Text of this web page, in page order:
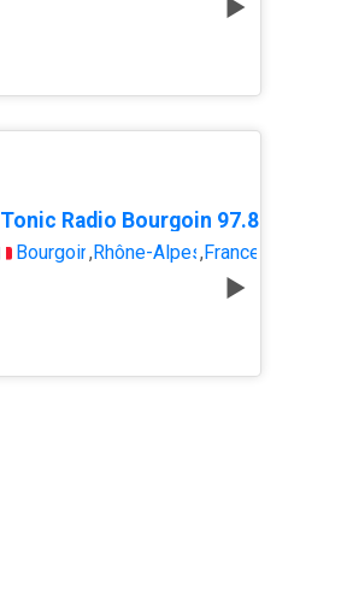
Tonic Radio Bourgoin 97.8
Bourgoin,Rhône-Alpes,France